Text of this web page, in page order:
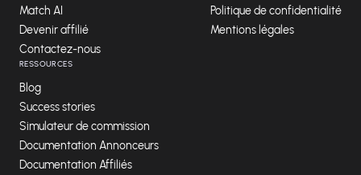
Match AI
Devenir affilié
Contactez-nous
Politique de confidentialité
Mentions légales
RESSOURCES
Blog
Success stories
Simulateur de commission
Documentation Annonceurs
Documentation Affiliés